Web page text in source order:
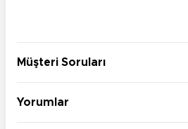
Müşteri Soruları
Yorumlar